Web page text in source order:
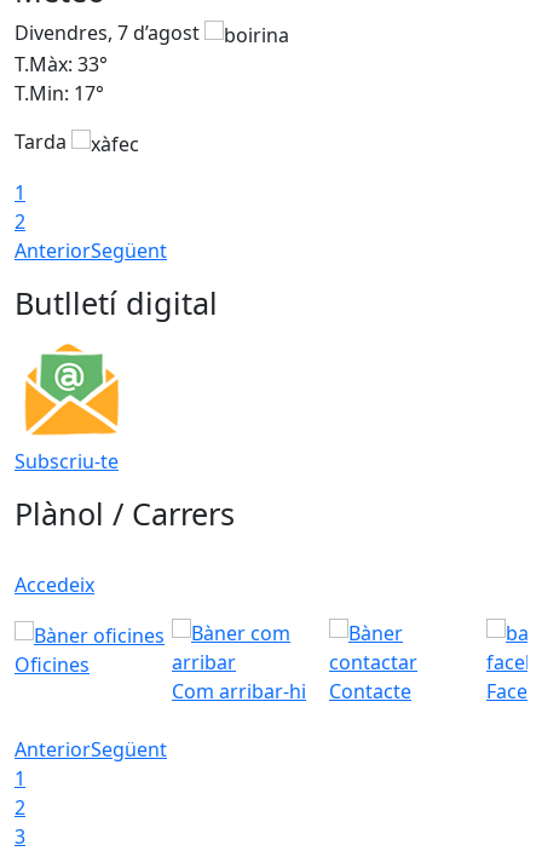
Divendres, 7 d’agost
T.Màx: 33°
T.Min: 17°
Tarda
1
2
AnteriorSegüent
Butlletí digital
Subscriu-te
Plànol / Carrers
Accedeix
Oficines
Com arribar-hi
Contacte
AnteriorSegüent
1
2
3